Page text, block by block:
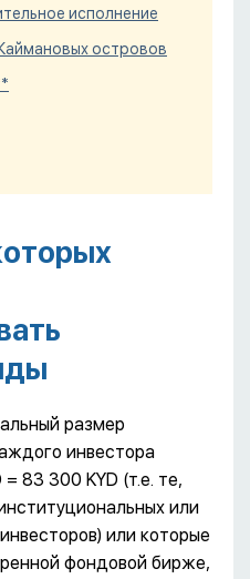
исполнение
островов
размер
инвестора
83 300 KYD (т.е. те,
или
или которые
фондовой бирже,